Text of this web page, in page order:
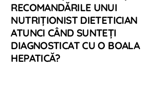
RECOMANDĂRILE UNUI
NUTRIȚIONIST DIETETICIAN
ATUNCI CÂND SUNTEȚI
DIAGNOSTICAT CU O BOALA
HEPATICĂ?